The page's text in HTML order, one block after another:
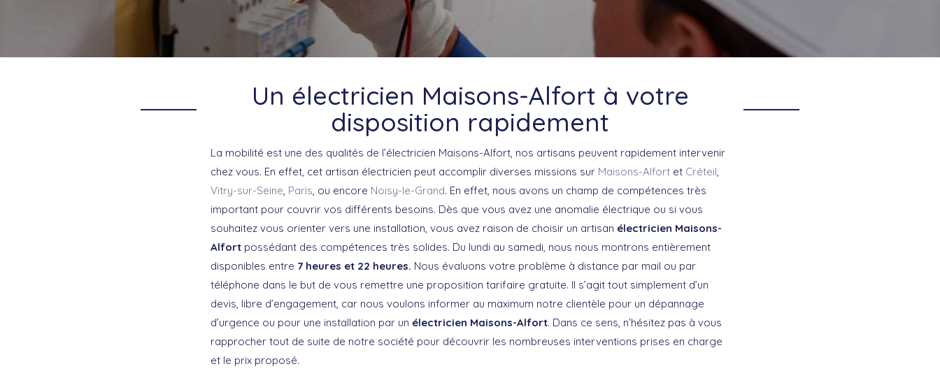
Un électricien Maisons-Alfort à votre
disposition rapidement
La mobilité est une des qualités de l’électricien Maisons-Alfort, nos artisans peuvent rapidement intervenir
chez vous. En effet, cet artisan électricien peut accomplir diverses missions sur Maisons-Alfort et Créteil,
Vitry-sur-Seine, Paris, ou encore Noisy-le-Grand. En effet, nous avons un champ de compétences très
important pour couvrir vos différents besoins. Dès que vous avez une anomalie électrique ou si vous
souhaitez vous orienter vers une installation, vous avez raison de choisir un artisan électricien Maisons-
Alfort possédant des compétences très solides. Du lundi au samedi, nous nous montrons entièrement
disponibles entre 7 heures et 22 heures. Nous évaluons votre problème à distance par mail ou par
téléphone dans le but de vous remettre une proposition tarifaire gratuite. Il s’agit tout simplement d’un
devis, libre d’engagement, car nous voulons informer au maximum notre clientèle pour un dépannage
d’urgence ou pour une installation par un électricien Maisons-Alfort. Dans ce sens, n’hésitez pas à vous
rapprocher tout de suite de notre société pour découvrir les nombreuses interventions prises en charge
et le prix proposé.